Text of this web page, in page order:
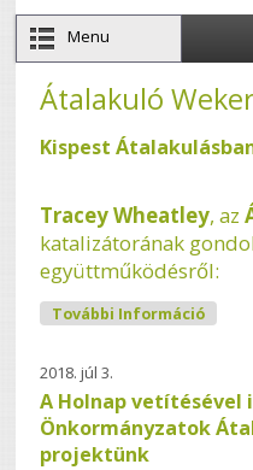
Menu
Átalakuló
Kispest
Tracey Wheatley, az
katalizátorának
együttműködésről:
További Információ
2018. júl 3.
A Holnap vetítésével
Önkormányzatok
projektünk